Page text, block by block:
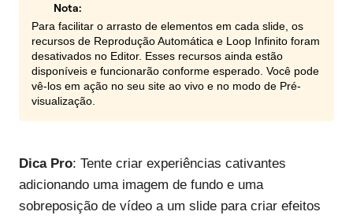
Nota:
Para facilitar o arrasto de elementos em cada slide, os
recursos de Reprodução Automática e Loop Infinito foram
desativados no Editor. Esses recursos ainda estão
disponíveis e funcionarão conforme esperado. Você pode
vê-los em ação no seu site ao vivo e no modo de Pré-
visualização.
Dica Pro: Tente criar experiências cativantes
adicionando uma imagem de fundo e uma
sobreposição de vídeo a um slide para criar efeitos